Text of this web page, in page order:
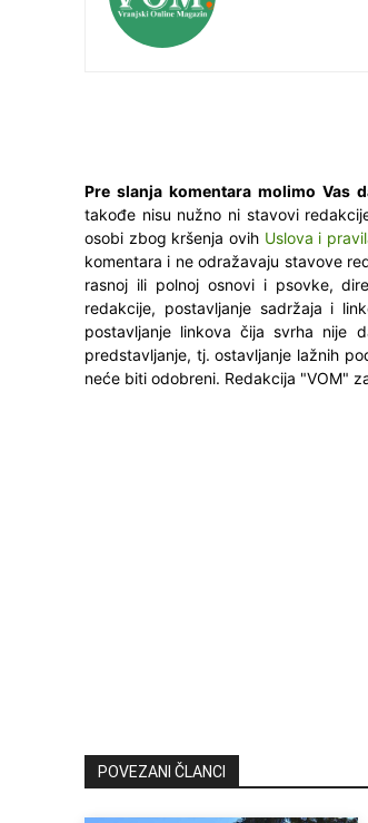
Pre slanja komentara molimo Vas
takođe nisu nužno ni stavovi
osobi zbog kršenja ovih Uslova i
komentara i ne odražavaju stavove
rasnoj ili polnoj osnovi i psovke,
redakcije, postavljanje sadržaja i
postavljanje linkova čija svrha nije
predstavljanje, tj. ostavljanje lažnih
neće biti odobreni. Redakcija "VOM"
POVEZANI ČLANCI